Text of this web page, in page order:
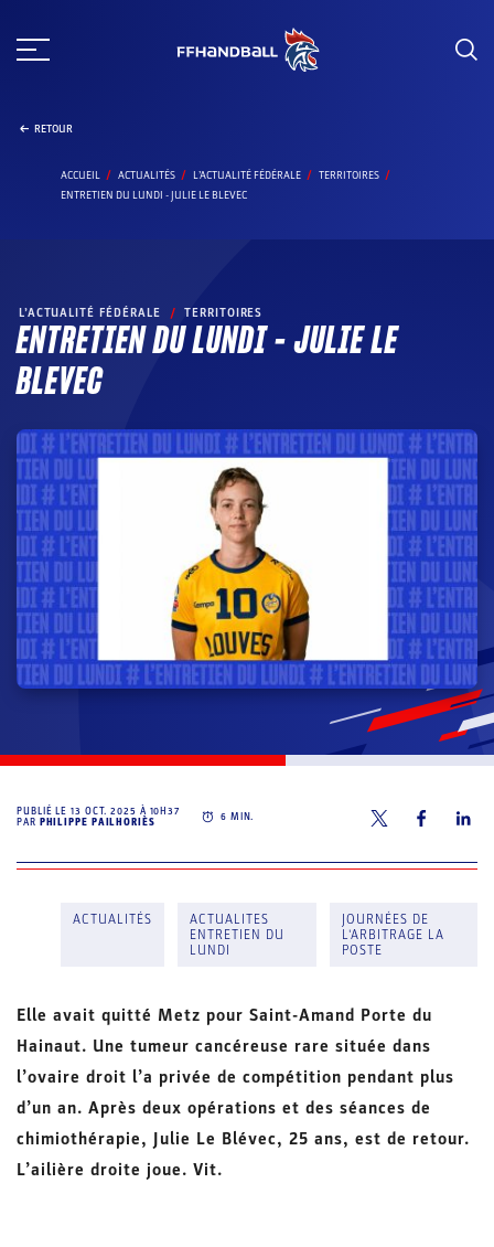
au
RETOUR
ACCUEIL ACTUALITÉS L’ACTUALITÉ FÉDÉRALE
TERRITOIRES
ENTRETIEN DU LUNDI - JULIE LE BLEVEC
L’ACTUALITÉ FÉDÉRALE / TERRITOIRES
ENTRETIEN DU LUNDI – JULIE LE
BLEVEC
PUBLIÉ LE13 OCT. 2025 À 10H37
PAR PHILIPPE PAILHORIÈS 6 MIN.
ACTUALITÉS
ACTUALITES
ENTRETIEN DU
LUNDI
JOURNÉES DE
L'ARBITRAGE LA
POSTE
Elle avait quitté Metz pour Saint-Amand Porte du
Hainaut. Une tumeur cancéreuse rare située dans
l’ovaire droit l’a privée de compétition pendant plus
d’un an. Après deux opérations et des séances de
chimiothérapie, Julie Le Blévec, 25 ans, est de retour.
L’ailière droite joue. Vit.